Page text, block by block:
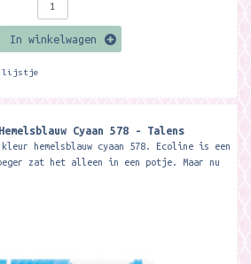
In winkelwagen
Cyaan 578 - Talens
hemelsblauw cyaan 578. Ecoline is een
zat het alleen in een potje. Maar nu